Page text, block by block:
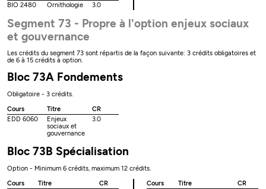
BIO 2480
Ornithologie 3.0
Segment 73 - Propre à l'option enjeux sociaux
et gouvernance
Les crédits du segment 73 sont répartis de la façon suivante: 3 crédits obligatoires et
de 6 à 15 crédits à option.
Bloc 73A Fondements
Obligatoire - 3 crédits.
Cours
Titre
CR
EDD 6060
Enjeux
sociaux et
gouvernance
3.0
Bloc 73B Spécialisation
Option - Minimum 6 crédits, maximum 12 crédits.
Cours
Titre
CR
Cours Titre
CR